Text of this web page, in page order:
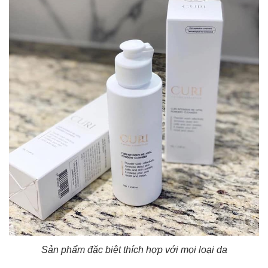
Sản phẩm đặc biệt thích hợp với mọi loại da